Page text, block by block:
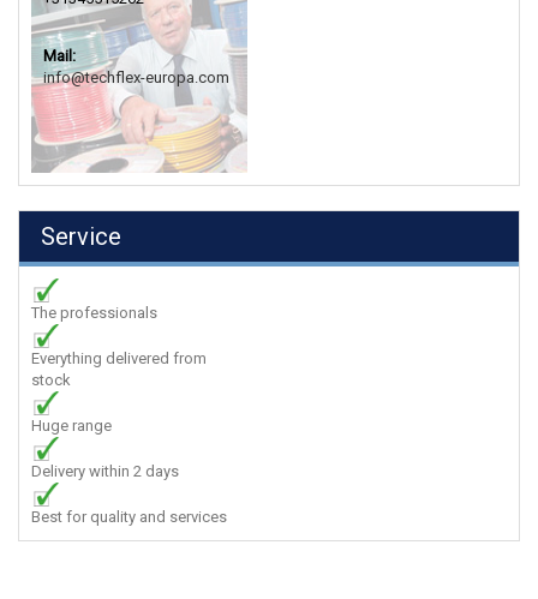
Mail:
info@techflex-europa.com
Service
The professionals
Everything delivered from
stock
Huge range
Delivery within 2 days
Best for quality and services